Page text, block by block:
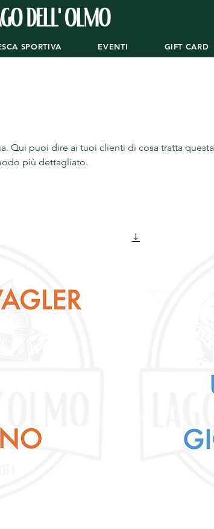
SPORTIVA EVENTI GIFT CARD
Qui puoi dire ai tuoi clienti di cosa tratta questa
più dettagliato.